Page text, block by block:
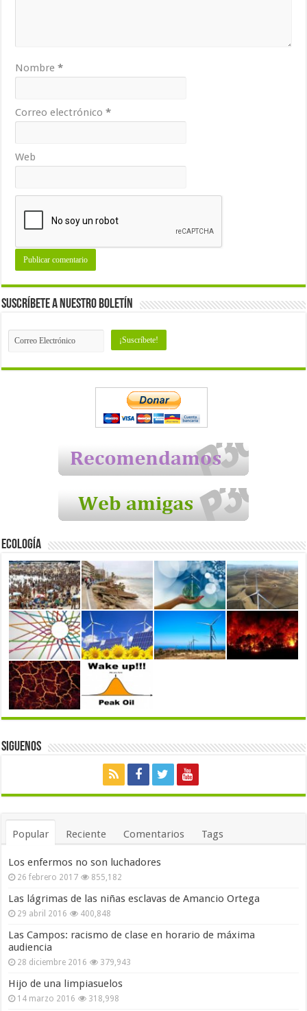
Nombre*
Correo electrónico*
Web
Suscríbete a nuestro Boletín
Ecología
Siguenos
Popular Reciente Comentarios Tags
Los enfermos no son luchadores
26 febrero 2017 855,182
Las lágrimas de las niñas esclavas de Amancio Ortega
29 abril 2016 400,848
Las Campos: racismo de clase en horario de máxima
audiencia
28 diciembre 2016 379,943
Hijo de una limpiasuelos
14 marzo 2016 318,998